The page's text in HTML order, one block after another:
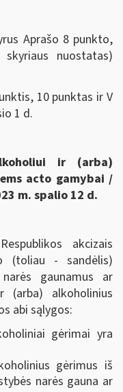
Aprašo 8 punkto,
nuostatas)
10 punktas ir V
1 d.
ir (arba)
acto gamybai /
m. spalio 12 d.
akcizais
(toliau - sandėlis)
gaunamus ar
alkoholinius
abi sąlygos:
gėrimai yra
gėrimus iš
narės gauna ar